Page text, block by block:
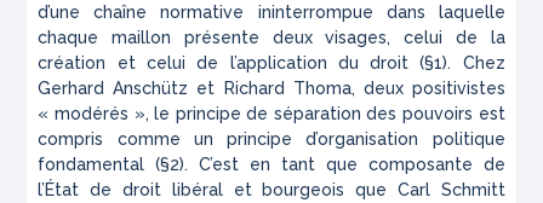
d’une chaîne normative ininterrompue dans laquelle
chaque maillon présente deux visages, celui de la
création et celui de l’application du droit (§1). Chez
Gerhard Anschütz et Richard Thoma, deux positivistes
« modérés », le principe de séparation des pouvoirs est
compris comme un principe d’organisation politique
fondamental (§2). C’est en tant que composante de
l’État de droit libéral et bourgeois que Carl Schmitt